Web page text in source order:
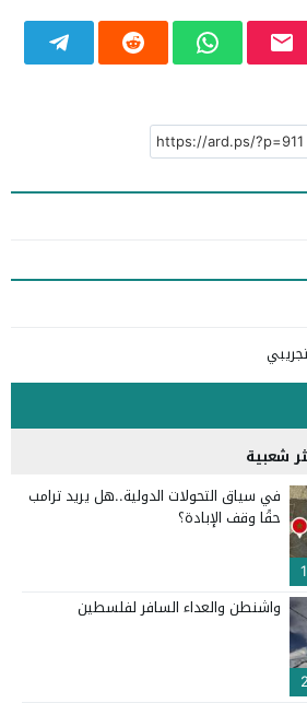
شعبية
1
في سياق التحولات الدولية..هل يريد ترامب
حقًا وقف الإبادة؟
2
واشنطن والعداء السافر لفلسطين